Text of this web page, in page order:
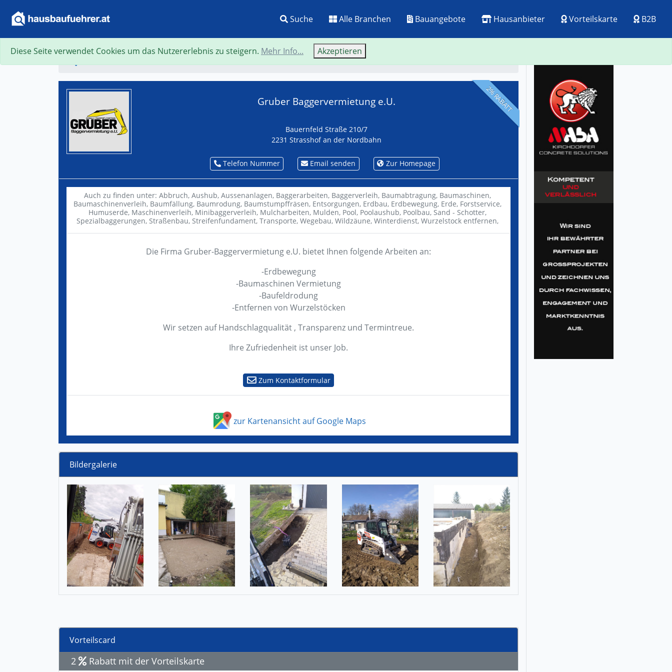
Suche Alle Branchen Bauangebote Hausanbieter Vorteilskarte B2B
2% RABATT
Gruber Baggervermietung e.U.
Bauernfeld Straße 210/7
2231 Strasshof an der Nordbahn
Telefon Nummer Email senden Zur Homepage
Auch zu finden unter: Abbruch, Aushub, Aussenanlagen, Baggerarbeiten, Baggerverleih, Baumabtragung, Baumaschinen,
Baumaschinenverleih, Baumfällung, Baumrodung, Baumstumpffräsen, Entsorgungen, Erdbau, Erdbewegung, Erde, Forstservice,
Humuserde, Maschinenverleih, Minibaggerverleih, Mulcharbeiten, Mulden, Pool, Poolaushub, Poolbau, Sand - Schotter,
Spezialbaggerungen, Straßenbau, Streifenfundament, Transporte, Wegebau, Wildzäune, Winterdienst, Wurzelstock entfernen,
Die Firma Gruber-Baggervermietung e.U. bietet Ihnen folgende Arbeiten an:
-Erdbewegung
-Baumaschinen Vermietung
-Baufeldrodung
-Entfernen von Wurzelstöcken
Wir setzen auf Handschlagqualität , Transparenz und Termintreue.
Ihre Zufriedenheit ist unser Job.
Zum Kontaktformular
zur Kartenansicht auf Google Maps
Bildergalerie
Vorteilscard
2 Rabatt mit der Vorteilskarte
Diese Seite verwendet Cookies um das Nutzererlebnis zu steigern. Mehr Info... Akzeptieren